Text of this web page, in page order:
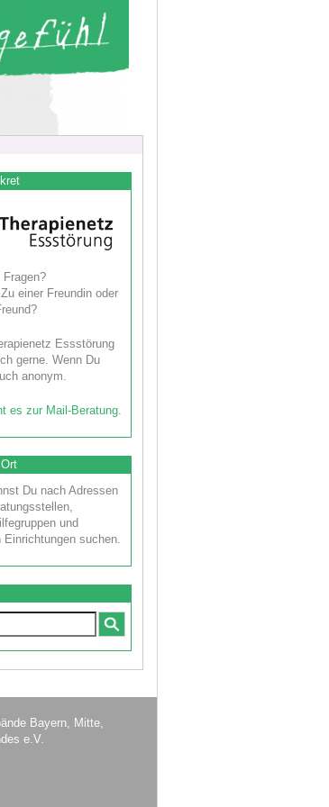
Fragen?
einer Freundin oder
Essstörung
gerne. Wenn Du
anonym.
es zur Mail-Beratung
Du nach Adressen
und
Einrichtungen suchen.
Bayern, Mitte,
e.V.